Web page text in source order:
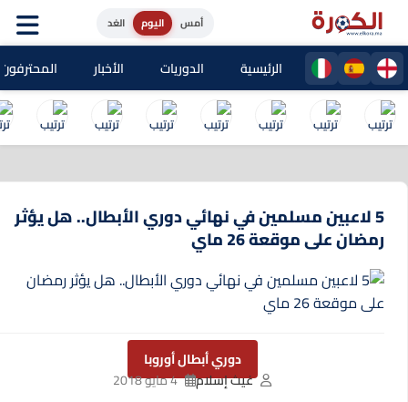
اليوم الغد
الرئيسية الدوريات الأخبار المحترفون
5 لاعبين مسلمين في نهائي دوري الأبطال.. هل يؤثر
رمضان على موقعة 26 ماي
دوري أبطال أوروبا
غيث إسلام
4 مايو 2018